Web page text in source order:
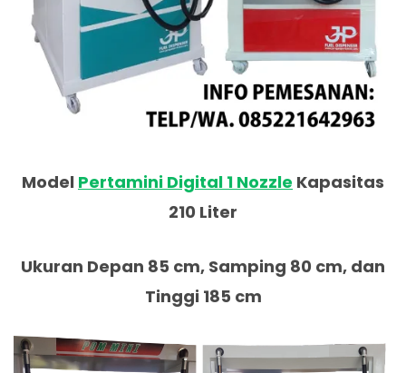
Model Pertamini Digital 1 Nozzle Kapasitas
210 Liter
Ukuran Depan 85 cm, Samping 80 cm, dan
Tinggi 185 cm